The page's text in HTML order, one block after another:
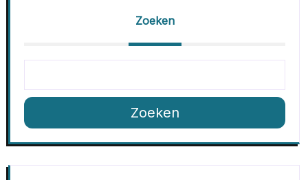
Zoeken
Zoeken